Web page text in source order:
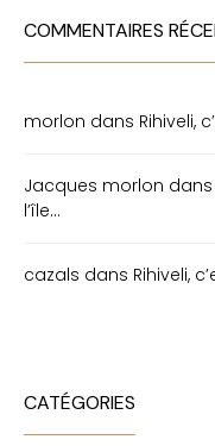
COMMENTAIRES
morlon dans Rihiveli,
Jacques morlon dans
l’île…
cazals dans Rihiveli,
CATÉGORIES